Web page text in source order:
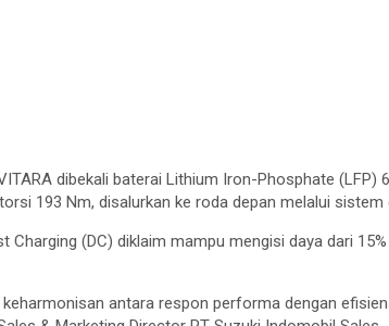
dibekali baterai Lithium Iron-Phosphate (LFP)
193 Nm, disalurkan ke roda depan melalui sistem
Charging (DC) diklaim mampu mengisi daya dari
antara respon performa dengan